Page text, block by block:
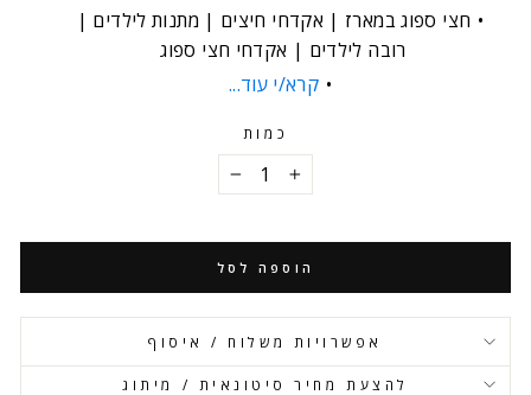
חצי ספוג במארז | אקדחי חיצים | מתנות לילדים |
רובה לילדים | אקדחי חצי ספוג
קרא/י עוד...
כמות
− +
הוספה לסל
אפשרויות משלוח / איסוף
להצעת מחיר סיטונאית / מיתוג